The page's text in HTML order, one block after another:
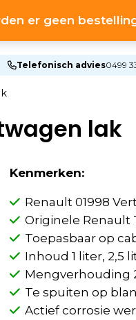
er geen
Telefonisch advies0499
lak
Kenmerken:
Renault 01998
Originele Renault
Toepasbaar op
Inhoud 1 liter, 2,5
Mengverhouding 2
Te spuiten op
Actief corrosie